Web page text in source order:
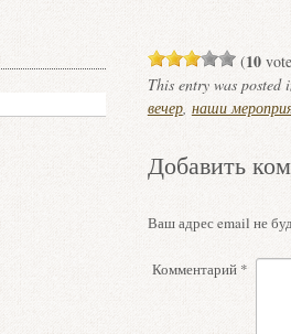
(10
This entry was posted
вечер, наши
Добавить
Ваш адрес email не
Комментарий *